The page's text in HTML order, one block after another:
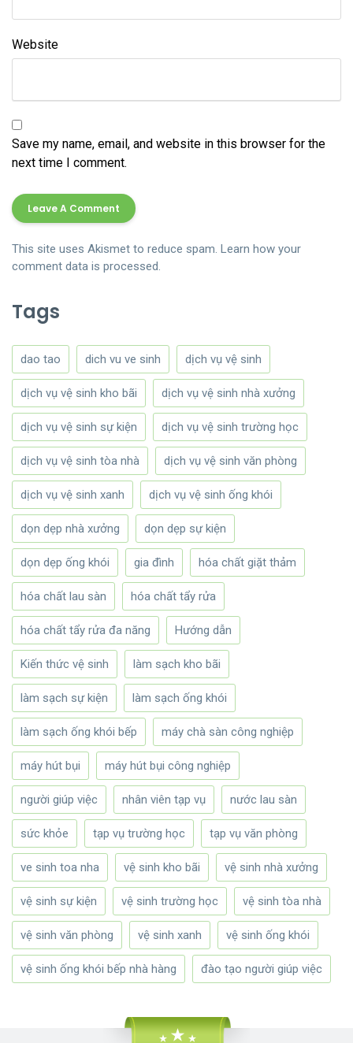
Website
Save my name, email, and website in this browser for the
next time I comment.
This site uses Akismet to reduce spam. Learn how your
comment data is processed.
Tags
dao tao dich vu ve sinh dịch vụ vệ sinh
dịch vụ vệ sinh kho bãi dịch vụ vệ sinh nhà xưởng
dịch vụ vệ sinh sự kiện dịch vụ vệ sinh trường học
dịch vụ vệ sinh tòa nhà dịch vụ vệ sinh văn phòng
dịch vụ vệ sinh xanh dịch vụ vệ sinh ống khói
dọn dẹp nhà xưởng dọn dẹp sự kiện
dọn dẹp ống khói gia đình hóa chất giặt thảm
hóa chất lau sàn hóa chất tẩy rửa
hóa chất tẩy rửa đa năng Hướng dẫn
Kiến thức vệ sinh làm sạch kho bãi
làm sạch sự kiện làm sạch ống khói
làm sạch ống khói bếp máy chà sàn công nghiệp
máy hút bụi máy hút bụi công nghiệp
người giúp việc nhân viên tạp vụ nước lau sàn
sức khỏe tạp vụ trường học tạp vụ văn phòng
ve sinh toa nha vệ sinh kho bãi vệ sinh nhà xưởng
vệ sinh sự kiện vệ sinh trường học vệ sinh tòa nhà
vệ sinh văn phòng vệ sinh xanh vệ sinh ống khói
vệ sinh ống khói bếp nhà hàng đào tạo người giúp việc